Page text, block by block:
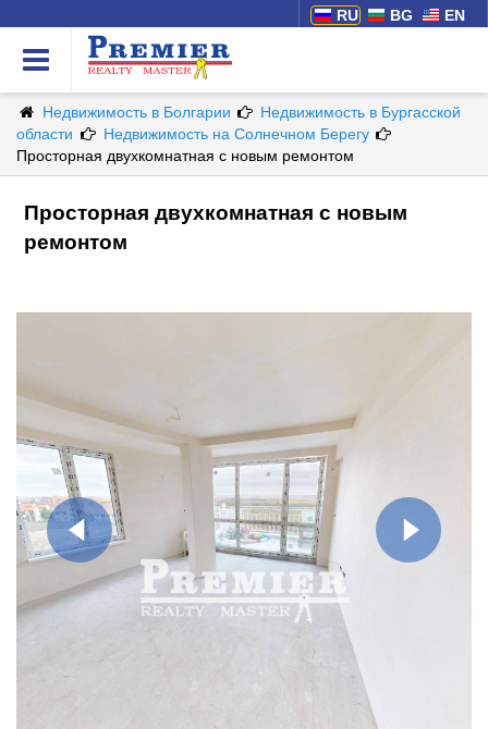
RU BG EN
Недвижимость в Болгарии
Недвижимость в Бургасской
области
Недвижимость на Солнечном Берегу
Просторная двухкомнатная с новым ремонтом
Просторная двухкомнатная с новым
ремонтом